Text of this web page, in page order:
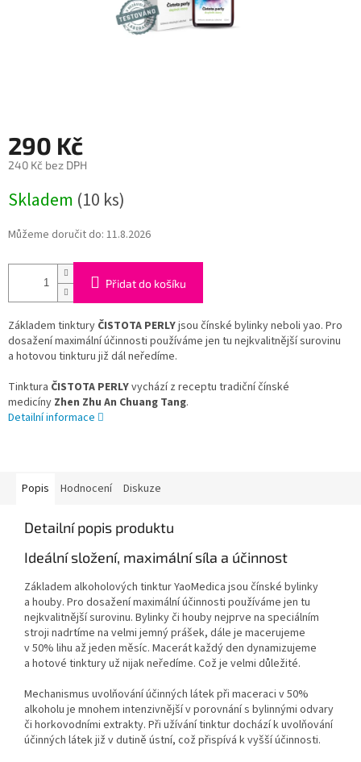
290 Kč
240 Kč bez DPH
cena:
Skladem (10 ks)
Můžeme doručit do: 11.8.2026
Přidat do košíku
Základem tinktury ČISTOTA PERLYjsou čínské bylinky neboli yao. Pro
dosažení maximální účinnosti používáme jen tu nejkvalitnější surovinu
a hotovou tinkturu již dál neředíme.
Tinktura ČISTOTA PERLYvychází z receptu tradiční čínské
medicíny Zhen Zhu An Chuang Tang.
Detailní informace
Popis Hodnocení Diskuze
Detailní popis produktu
Ideální složení, maximální síla a účinnost
Základem alkoholových tinktur YaoMedica jsou čínské bylinky
a houby. Pro dosažení maximální účinnosti používáme jen tu
nejkvalitnější surovinu. Bylinky či houby nejprve na speciálním
stroji nadrtíme na velmi jemný prášek, dále je macerujeme
v 50% lihu až jeden měsíc. Macerát každý den dynamizujeme
a hotové tinktury už nijak neředíme. Což je velmi důležité.
Mechanismus uvolňování účinných látek při maceraci v 50%
alkoholu je mnohem intenzivnější v porovnání s bylinnými odvary
či horkovodními extrakty. Při užívání tinktur dochází k uvolňování
účinných látek již v dutině ústní, což přispívá k vyšší účinnosti.